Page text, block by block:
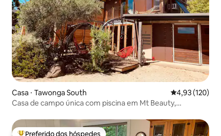
Casa ⋅ Tawonga South 4,93 de uma
4,93 (120)
Casa de campo única com piscina em Mt Beauty,
Preferido dos hóspedes